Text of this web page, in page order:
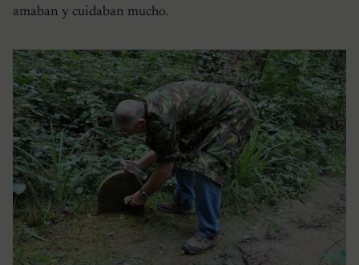
amaban y cuidaban mucho.